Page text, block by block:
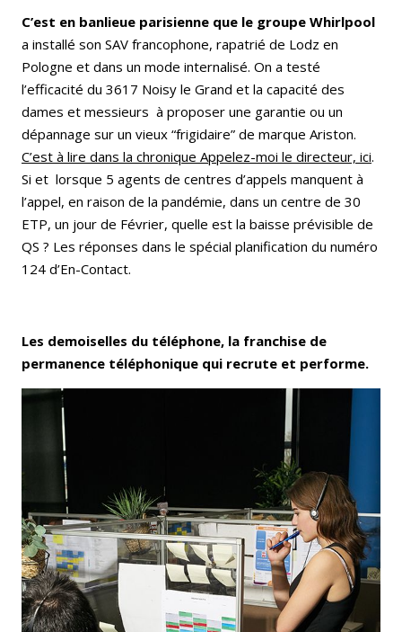
C’est en banlieue parisienne que le groupe Whirlpool
a installé son SAV francophone, rapatrié de Lodz en
Pologne et dans un mode internalisé. On a testé
l’efficacité du 3617 Noisy le Grand et la capacité des
dames et messieurs à proposer une garantie ou un
dépannage sur un vieux “frigidaire” de marque Ariston.
C’est à lire dans la chronique Appelez-moi le directeur, ici.
Si et lorsque 5 agents de centres d’appels manquent à
l’appel, en raison de la pandémie, dans un centre de 30
ETP, un jour de Février, quelle est la baisse prévisible de
QS ? Les réponses dans le spécial planification du numéro
124 d’En-Contact.
Les demoiselles du téléphone, la franchise de
permanence téléphonique qui recrute et performe.